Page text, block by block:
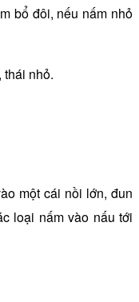
bổ đôi, nếu nấm nhỏ
thái nhỏ.
một cái nồi lớn, đun
loại nấm vào nấu tới